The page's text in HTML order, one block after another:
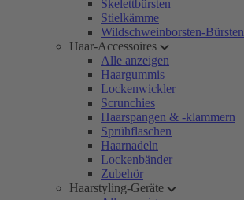
Skelettbürsten
Stielkämme
Wildschweinborsten-Bürsten
Haar-Accessoires
Alle anzeigen
Haargummis
Lockenwickler
Scrunchies
Haarspangen & -klammern
Sprühflaschen
Haarnadeln
Lockenbänder
Zubehör
Haarstyling-Geräte